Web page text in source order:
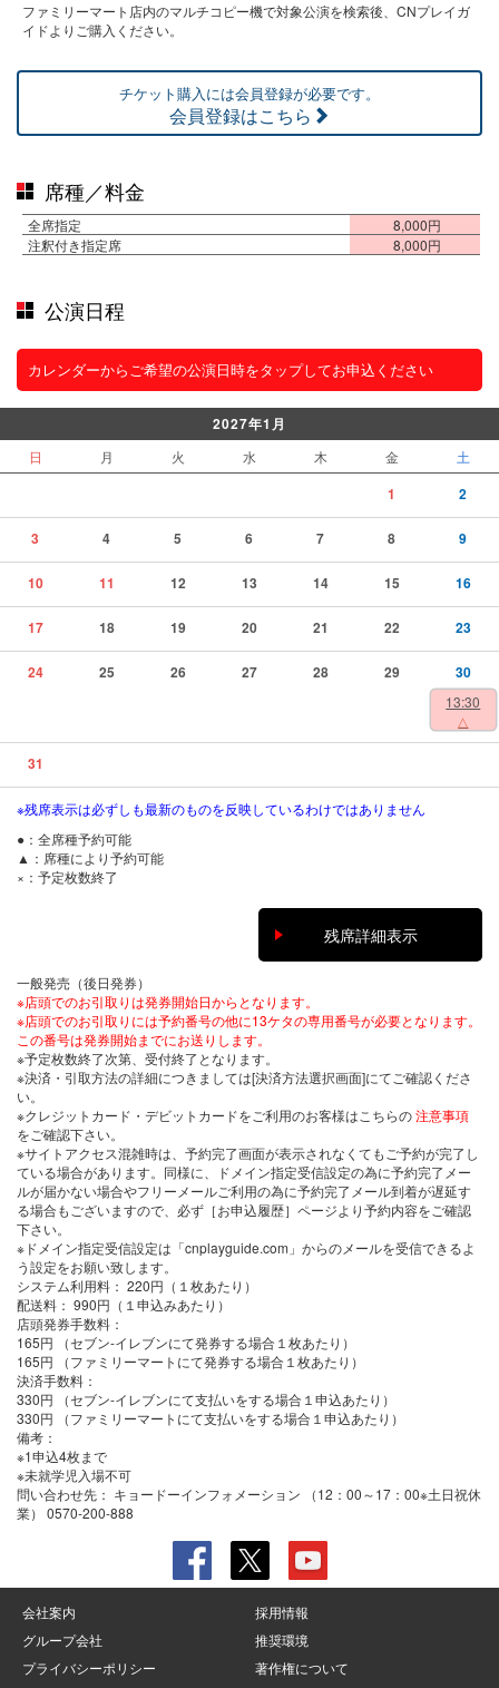
ファミリーマート店内のマルチコピー機で対象公演を検索後、CNプレイガ
イドよりご購入ください。
チケット購入には会員登録が必要です。
会員登録はこちら
席種／料金
全席指定
8,000円
注釈付き指定席
8,000円
公演日程
カレンダーからご希望の公演日時をタップしてお申込ください
2027年1月
日 月 火 水 木 金 土
1 2
3 4 5 6 7 8 9
10 11 12 13 14 15 16
17 18 19 20 21 22 23
24 25 26 27 28 29 30
13:30
△
31
※残席表示は必ずしも最新のものを反映しているわけではありません
●：全席種予約可能
▲：席種により予約可能
×：予定枚数終了
残席詳細表示
一般発売（後日発券）
※店頭でのお引取りは発券開始日からとなります。
※店頭でのお引取りには予約番号の他に13ケタの専用番号が必要となります。
この番号は発券開始までにお送りします。
※予定枚数終了次第、受付終了となります。
※決済・引取方法の詳細につきましては[決済方法選択画面]にてご確認くださ
い。
※クレジットカード・デビットカードをご利用のお客様はこちらの注意事項
をご確認下さい。
※サイトアクセス混雑時は、予約完了画面が表示されなくてもご予約が完了し
ている場合があります。同様に、ドメイン指定受信設定の為に予約完了メー
ルが届かない場合やフリーメールご利用の為に予約完了メール到着が遅延す
る場合もございますので、必ず［お申込履歴］ページより予約内容をご確認
下さい。
※ドメイン指定受信設定は「cnplayguide.com」からのメールを受信できるよ
う設定をお願い致します。
システム利用料： 220円（１枚あたり）
配送料： 990円（１申込みあたり）
店頭発券手数料 ：
165円 （セブン-イレブンにて発券する場合１枚あたり）
165円 （ファミリーマートにて発券する場合１枚あたり）
決済手数料 ：
330円 （セブン-イレブンにて支払いをする場合１申込あたり）
330円 （ファミリーマートにて支払いをする場合１申込あたり）
備考：
※1申込4枚まで
※未就学児入場不可
問い合わせ先： キョードーインフォメーション （12：00～17：00※土日祝休
業） 0570-200-888
会社案内
採用情報
グループ会社
推奨環境
プライバシーポリシー
著作権について